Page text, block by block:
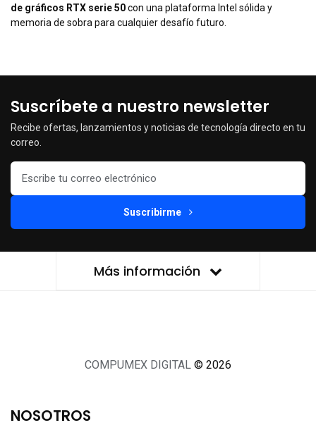
de gráficos RTX serie 50con una plataforma Intel sólida y
memoria de sobra para cualquier desafío futuro.
Suscríbete a nuestro newsletter
Recibe ofertas, lanzamientos y noticias de tecnología directo en tu
correo.
Suscribirme
Más información
COMPUMEX DIGITAL © 2026
NOSOTROS